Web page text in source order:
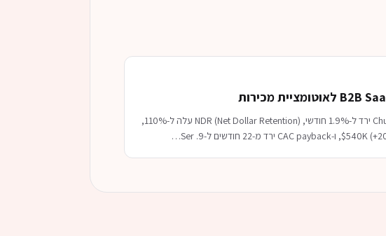
תוך 6 חודשים: Churn ירד ל-1.9% חודשי, NDR (Net Dollar Retention) עלה ל-110%,
…